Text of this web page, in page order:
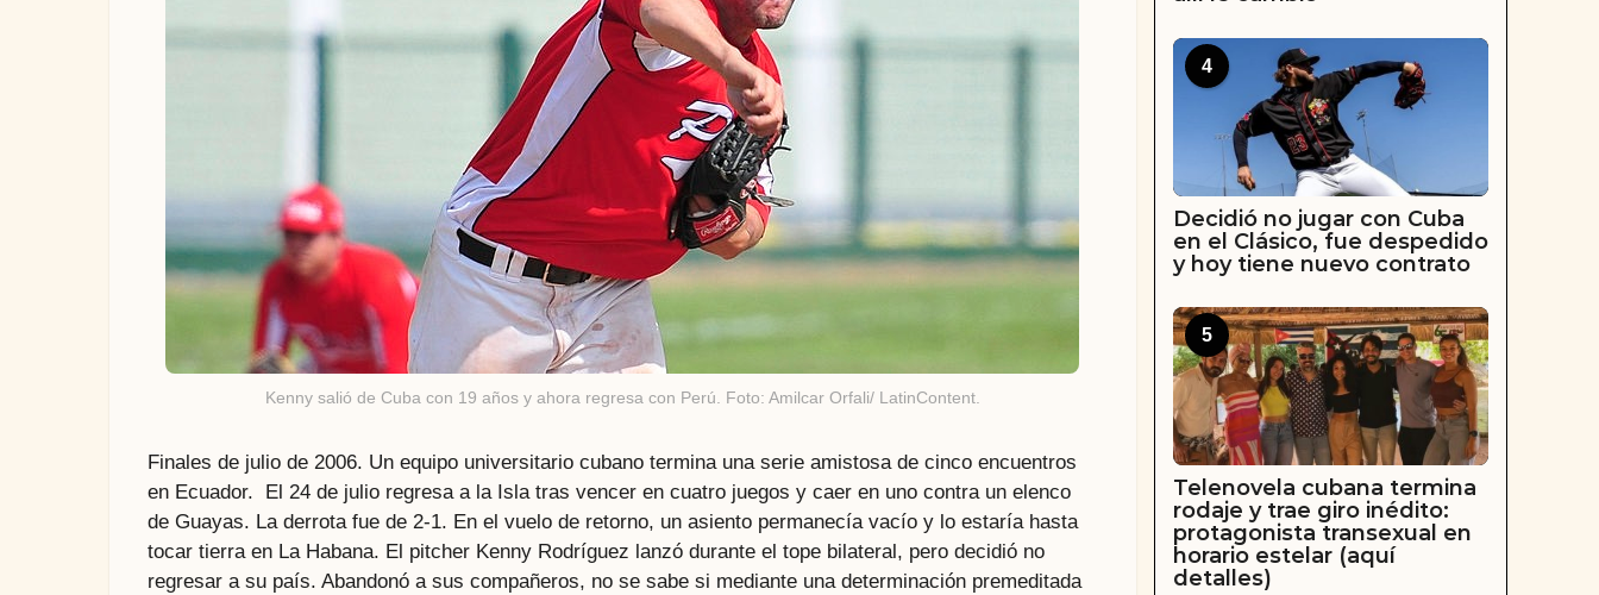
Kenny salió de Cuba con 19 años y ahora regresa con Perú. Foto: Amilcar Orfali/ LatinContent.
Finales de julio de 2006. Un equipo universitario cubano termina una serie amistosa de cinco encuentros
en Ecuador. El 24 de julio regresa a la Isla tras vencer en cuatro juegos y caer en uno contra un elenco
de Guayas. La derrota fue de 2-1. En el vuelo de retorno, un asiento permanecía vacío y lo estaría hasta
tocar tierra en La Habana. El pitcher Kenny Rodríguez lanzó durante el tope bilateral, pero decidió no
regresar a su país. Abandonó a sus compañeros, no se sabe si mediante una determinación premeditada
4
Decidió no jugar con Cuba
en el Clásico, fue despedido
y hoy tiene nuevo contrato
5
Telenovela cubana termina
rodaje y trae giro inédito:
protagonista transexual en
horario estelar (aquí
detalles)